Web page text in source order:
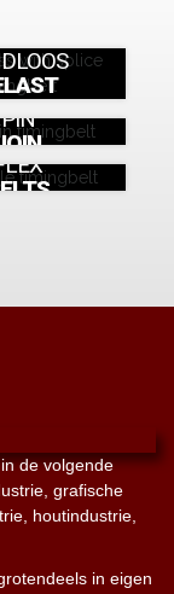
PIN
de volgende
grafische
houtindustrie,
in eigen